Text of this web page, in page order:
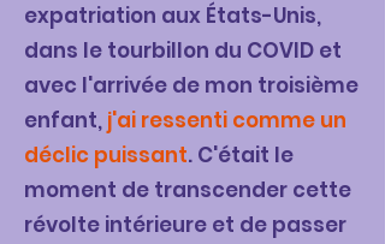
expatriation aux États-Unis,
dans le tourbillon du COVID et
avec l'arrivée de mon troisième
enfant, j'ai ressenti comme un
déclic puissant. C'était le
moment de transcender cette
révolte intérieure et de passer